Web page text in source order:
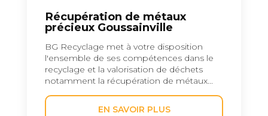
Récupération de métaux
précieux Goussainville
BG Recyclage met à votre disposition
l'ensemble de ses compétences dans le
recyclage et la valorisation de déchets
notamment la récupération de métaux...
EN SAVOIR PLUS